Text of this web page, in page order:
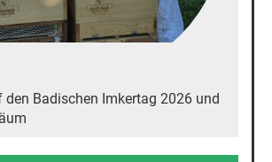
den Badischen Imkertag 2026 und